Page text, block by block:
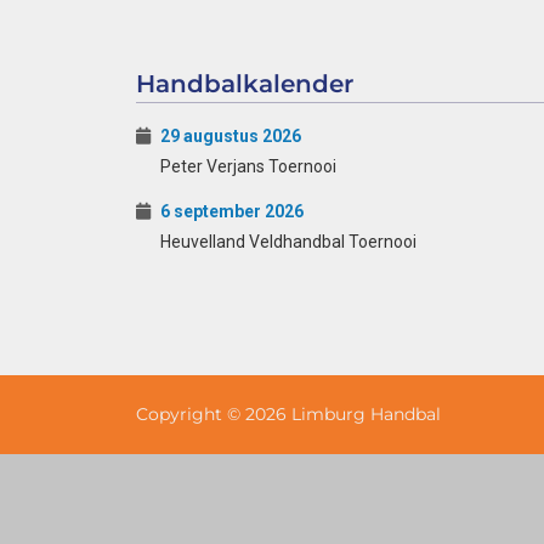
Handbalkalender
29 augustus 2026
Peter Verjans Toernooi
6 september 2026
Heuvelland Veldhandbal Toernooi
Copyright © 2026 Limburg Handbal